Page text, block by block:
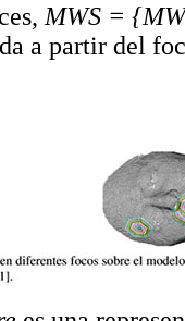
MWS = {MW
a partir del